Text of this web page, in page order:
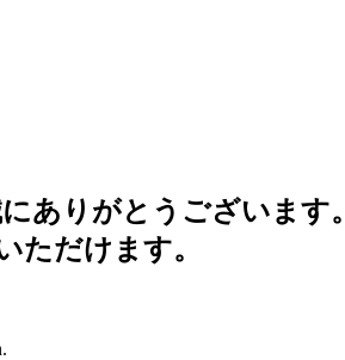
ありがとうございます。
ただけます。